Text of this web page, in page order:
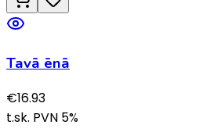
Tavā ēnā
€16.93
t.sk. PVN 5%